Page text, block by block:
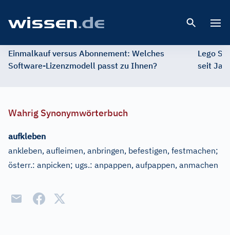
Einmalkauf versus Abonnement: Welches
Software-Lizenzmodell passt zu Ihnen?
Lego
seit
Wahrig Synonymwörterbuch
aufkleben
ankleben, aufleimen, anbringen, befestigen, festmachen;
österr.: anpicken; ugs.: anpappen, aufpappen, anmachen